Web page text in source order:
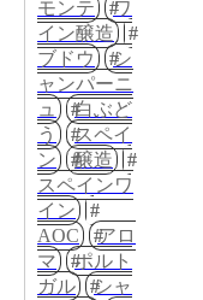
モンテ
ワ
イン醸造
ブドウ
シ
ャンパーニ
ュ
白ぶど
う
スペイ
ン
醸造
スペインワ
イン
AOC
アロ
マ
ポルト
ガル
シャ